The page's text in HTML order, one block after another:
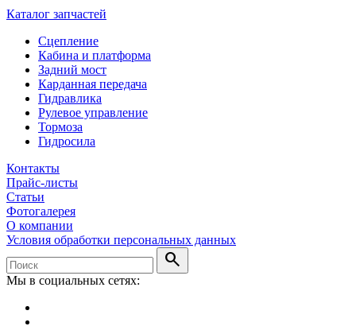
Каталог запчастей
Сцепление
Кабина и платформа
Задний мост
Карданная передача
Гидравлика
Рулевое управление
Тормоза
Гидросила
Контакты
Прайс-листы
Статьи
Фотогалерея
О компании
Условия обработки персональных данных
search
Мы в социальных сетях: